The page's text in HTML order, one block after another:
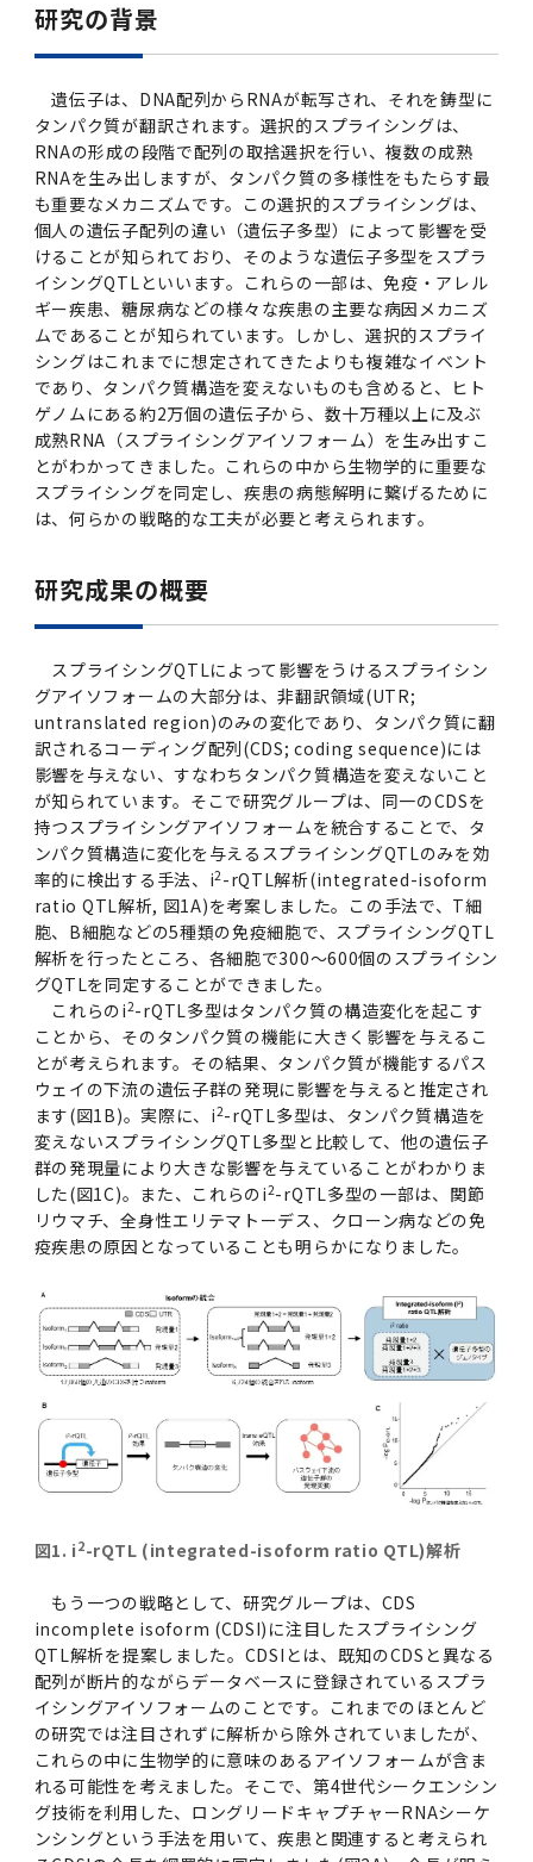
動計画
女性の活躍推進に向けた取り組み
目標とする教員の適正な年齢構成
キャンパスマスタープラン2016
国立大学法人ガバナンス・コード報告書
役員会議事概要について
企業活動と医療機関等の透明性ガイドライン
（※春入学対象）について
Call for Application to TMDU WISE
Programs (II) for the 2023 Academic Year
by Eligible Students (*Autumn admission)
令和５年度（２０２３年度）東京医科歯科大学
「卓越大学院生制度（Ⅱ）」対象学生（秋入学
対象）の募集について
令和４年度（２０２２年度）東京医科歯科大学
「研究者早期育成コース及び研究者養成コー
ス」採用決定通知書授与式を行いました。
令和３年度（２０２１年度）東京医科歯科大学
「卓越大学院生制度（Ⅰ）」採用決定通知書授
与式を行いました。
学位の申請
内定取り消しについて
進路届の提出について
その他 就職関連情報（推薦書等）
2019年 （PDF：71.7MB）
2017年 （PDF：75.1MB）
2016年 （PDF：73.0MB）
2015年 （PDF：83.3MB）
2014年 （PDF：21.4MB）
2013年 （PDF：6.4MB）
2024年度
2021年度
2020年度
2019年度
2018年度
2017年度
2016年度
2014年度
2013年度
2012年度
2011年度
2019年 （PDF：5.2MB）
2018年 （PDF：18.7MB）
2017年 （PDF：7.2MB）
2016年 （PDF：13.5MB）
2015年 （PDF：2.3MB）
Regarding education and student life after
the integration (For current students)
教学IR関連公開情報
教学IR関連公開情報トップ
卒業生進路アンケート
卒後3年大学評価アンケート
卒業時大学評価アンケート
科目評価（旧 科目別アンケート）
教学IR 業績・活動
ヘルスサイエンスR&Dセンター
リサーチコアセンター
実験動物センター
生命倫理研究センター
疾患バイオリソースセンター
先端医歯工学創成クラスター（統合研究機構）
トップ
再生医療研究センター
再生医療研究センター（微生物安全性グルー
プ）
脳統合機能研究センター
核酸・ペプチド創薬治療研究センター
統合研究機構から他部局へ異動したセンター
統合研究機構から他部局へ異動したセンタート
ップ
低侵襲医療センター（旧：低侵襲医歯学研究セ
ンター）
ITヘルプデスク（学内専用サイト）
ITセキュリティ部門（学内専用サイト）
図書館部門
図書館部門トップ
図書館
図書館講習会
アクティブラーニング教室・情報検索室
イマキク
お茶の水医学雑誌
デジタル変革推進事務室
連絡先一覧
保健管理センター
湯島学生支援センター
湯島学生支援センタートップ
学生相談支援室
ダイバーシティ・インクルージョン室
環境安全管理室トップ
環境報告書
広報部
研究の背景
遺伝子は、DNA配列からRNAが転写され、それを鋳型に
タンパク質が翻訳されます。選択的スプライシングは、
RNAの形成の段階で配列の取捨選択を行い、複数の成熟
RNAを生み出しますが、タンパク質の多様性をもたらす最
も重要なメカニズムです。この選択的スプライシングは、
個人の遺伝子配列の違い（遺伝子多型）によって影響を受
けることが知られており、そのような遺伝子多型をスプラ
イシングQTLといいます。これらの一部は、免疫・アレル
ギー疾患、糖尿病などの様々な疾患の主要な病因メカニズ
ムであることが知られています。しかし、選択的スプライ
シングはこれまでに想定されてきたよりも複雑なイベント
であり、タンパク質構造を変えないものも含めると、ヒト
ゲノムにある約2万個の遺伝子から、数十万種以上に及ぶ
成熟RNA（スプライシングアイソフォーム）を生み出すこ
とがわかってきました。これらの中から生物学的に重要な
スプライシングを同定し、疾患の病態解明に繋げるために
は、何らかの戦略的な工夫が必要と考えられます。
研究成果の概要
スプライシングQTLによって影響をうけるスプライシン
グアイソフォームの大部分は、非翻訳領域(UTR;
untranslated region)のみの変化であり、タンパク質に翻
訳されるコーディング配列(CDS; coding sequence)には
影響を与えない、すなわちタンパク質構造を変えないこと
が知られています。そこで研究グループは、同一のCDSを
持つスプライシングアイソフォームを統合することで、タ
ンパク質構造に変化を与えるスプライシングQTLのみを効
率的に検出する手法、i2 -rQTL解析(integrated-isoform
ratio QTL解析, 図1A)を考案しました。この手法で、T細
胞、B細胞などの5種類の免疫細胞で、スプライシングQTL
解析を行ったところ、各細胞で300～600個のスプライシン
グQTLを同定することができました。
これらのi2-rQTL多型はタンパク質の構造変化を起こす
ことから、そのタンパク質の機能に大きく影響を与えるこ
とが考えられます。その結果、タンパク質が機能するパス
ウェイの下流の遺伝子群の発現に影響を与えると推定され
ます(図1B)。実際に、i2-rQTL多型は、タンパク質構造を
変えないスプライシングQTL多型と比較して、他の遺伝子
群の発現量により大きな影響を与えていることがわかりま
した(図1C)。また、これらのi2-rQTL多型の一部は、関節
リウマチ、全身性エリテマトーデス、クローン病などの免
疫疾患の原因となっていることも明らかになりました。
図1. i 2-rQTL (integrated-isoform ratio QTL)解析
もう一つの戦略として、研究グループは、CDS
incomplete isoform (CDSI)に注目したスプライシング
QTL解析を提案しました。CDSIとは、既知のCDSと異なる
配列が断片的ながらデータベースに登録されているスプラ
イシングアイソフォームのことです。これまでのほとんど
の研究では注目されずに解析から除外されていましたが、
これらの中に生物学的に意味のあるアイソフォームが含ま
れる可能性を考えました。そこで、第4世代シークエンシン
グ技術を利用した、ロングリードキャプチャーRNAシーケ
ンシングという手法を用いて、疾患と関連すると考えられ